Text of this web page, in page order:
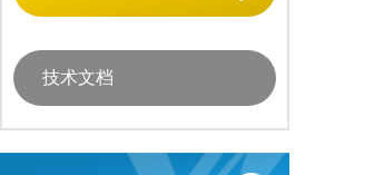
技术文档